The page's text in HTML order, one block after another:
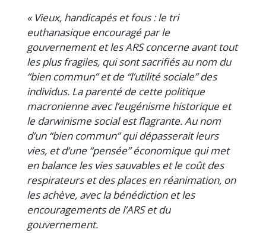
« Vieux, handicapés et fous : le tri
euthanasique encouragé par le
gouvernement et les ARS concerne avant tout
les plus fragiles, qui sont sacrifiés au nom du
“bien commun” et de “l’utilité sociale” des
individus. La parenté de cette politique
macronienne avec l’eugénisme historique et
le darwinisme social est flagrante. Au nom
d’un “bien commun” qui dépasserait leurs
vies, et d’une “pensée” économique qui met
en balance les vies sauvables et le coût des
respirateurs et des places en réanimation, on
les achève, avec la bénédiction et les
encouragements de l’ARS et du
gouvernement.